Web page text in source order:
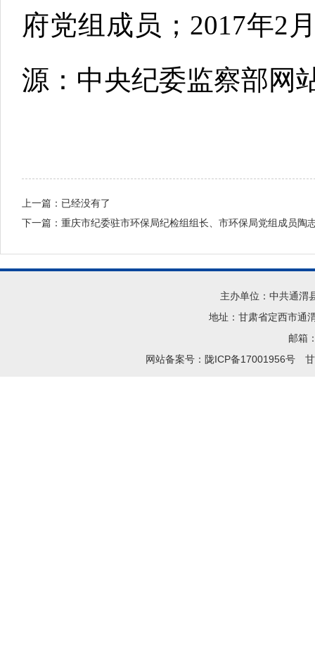
府党组成员；2017年2
源：中央纪委监察部网
上一篇：已经没有了
下一篇： 重庆市纪委驻市环保局纪检组组长、市环保局党组成员陶
主办单位：中共通渭
地址：甘肃省定西市通
邮箱
网站备案号：陇ICP备17001956号